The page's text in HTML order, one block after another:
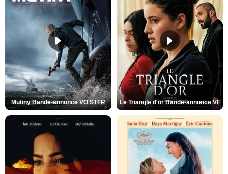
Mutiny Bande-annonce VO STFR Le Triangle d'or Bande-annonce VF